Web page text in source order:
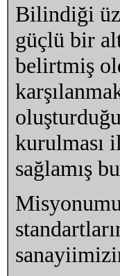
Bilindiği
güçlü bir
belirtmiş
kurulması
sağlamış